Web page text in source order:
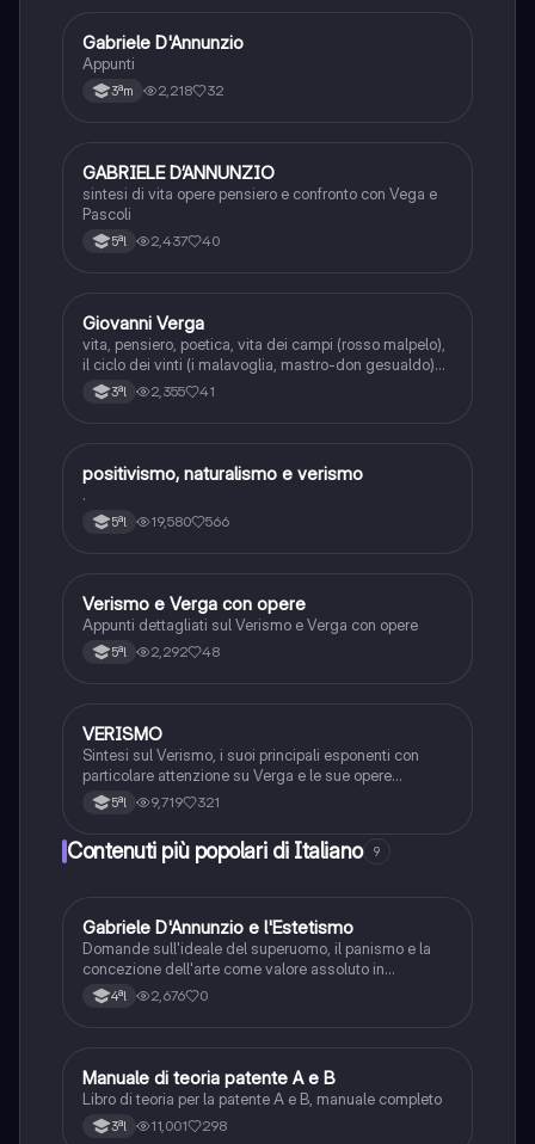
Italiano
Gabriele D'Annunzio
Appunti
3ªm 2,218 32
Italiano
GABRIELE D’ANNUNZIO
sintesi di vita opere pensiero e confronto con Vega e
Pascoli
5ªl 2,437 40
Italiano
Giovanni Verga
vita, pensiero, poetica, vita dei campi (rosso malpelo),
il ciclo dei vinti (i malavoglia, mastro-don gesualdo)
novelle rusticane (libertà, la roba), novelle
scampigliate (eros, eva e tigre reale).
3ªl 2,355 41
Italiano
positivismo, naturalismo e verismo
.
5ªl 19,580 566
Italiano
Verismo e Verga con opere
Appunti dettagliati sul Verismo e Verga con opere
5ªl 2,292 48
Italiano
VERISMO
Sintesi sul Verismo, i suoi principali esponenti con
particolare attenzione su Verga e le sue opere
principali
5ªl 9,719 321
Contenuti più popolari di Italiano 9
GItaliano
Gabriele D'Annunzio e l'Estetismo
Domande sull'ideale del superuomo, il panismo e la
concezione dell'arte come valore assoluto in
D'Annunzio.
4ªl 2,676 0
Italiano
Manuale di teoria patente A e B
Libro di teoria per la patente A e B, manuale completo
3ªl 11,001 298